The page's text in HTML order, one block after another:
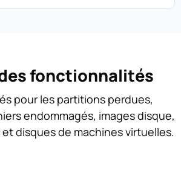
fonctionnalités
pour les partitions perdues,
endommagés, images disque,
disques de machines virtuelles.